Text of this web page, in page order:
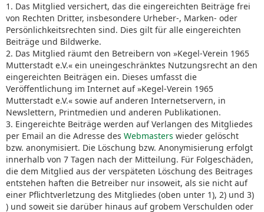
1. Das Mitglied versichert, das die eingereichten Beiträge frei
von Rechten Dritter, insbesondere Urheber-, Marken- oder
Persönlichkeitsrechten sind. Dies gilt für alle eingereichten
Beiträge und Bildwerke.
2. Das Mitglied räumt den Betreibern von »Kegel-Verein 1965
Mutterstadt e.V.« ein uneingeschränktes Nutzungsrecht an den
eingereichten Beiträgen ein. Dieses umfasst die
Veröffentlichung im Internet auf »Kegel-Verein 1965
Mutterstadt e.V.« sowie auf anderen Internetservern, in
Newslettern, Printmedien und anderen Publikationen.
3. Eingereichte Beiträge werden auf Verlangen des Mitgliedes
per Email an die Adresse des Webmasters wieder gelöscht
bzw. anonymisiert. Die Löschung bzw. Anonymisierung erfolgt
innerhalb von 7 Tagen nach der Mitteilung. Für Folgeschäden,
die dem Mitglied aus der verspäteten Löschung des Beitrages
entstehen haften die Betreiber nur insoweit, als sie nicht auf
einer Pflichtverletzung des Mitgliedes (oben unter 1), 2) und 3)
) und soweit sie darüber hinaus auf grobem Verschulden oder